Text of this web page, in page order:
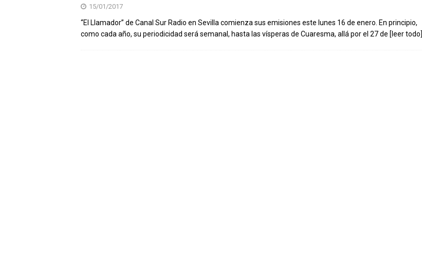
15/01/2017
“El Llamador” de Canal Sur Radio en Sevilla comienza sus emisiones este lunes 16 de enero. En principio,
como cada año, su periodicidad será semanal, hasta las vísperas de Cuaresma, allá por el 27 de [leer todo]